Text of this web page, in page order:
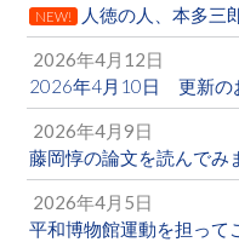
NEW! 人徳の人、本多三
2026年4月12日
2026年4月10日 更新の
2026年4月9日
藤岡惇の論文を読んでみ
2026年4月5日
平和博物館運動を担って